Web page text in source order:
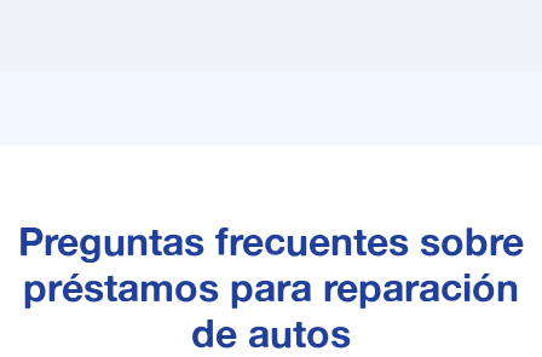
Preguntas frecuentes sobre
préstamos para reparación
de autos